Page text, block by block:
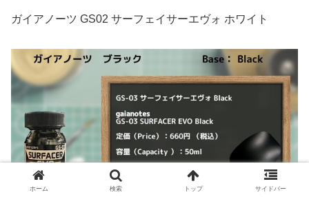
ガイアノーツ GS02 サーフェイサーエヴォ ホワイト
ホーム 検索 トップ サイドバー